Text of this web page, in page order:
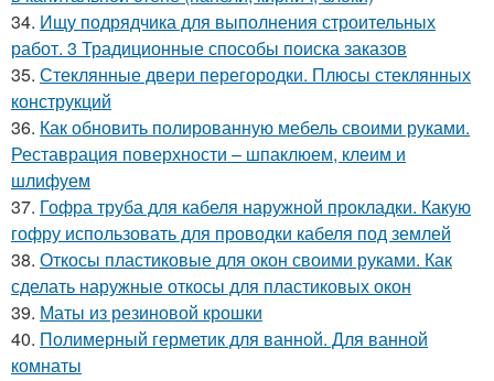
34. Ищу подрядчика для выполнения строительных
работ. 3 Традиционные способы поиска заказов
35. Стеклянные двери перегородки. Плюсы стеклянных
конструкций
36. Как обновить полированную мебель своими руками.
Реставрация поверхности – шпаклюем, клеим и
шлифуем
37. Гофра труба для кабеля наружной прокладки. Какую
гофру использовать для проводки кабеля под землей
38. Откосы пластиковые для окон своими руками. Как
сделать наружные откосы для пластиковых окон
39. Маты из резиновой крошки
40. Полимерный герметик для ванной. Для ванной
комнаты